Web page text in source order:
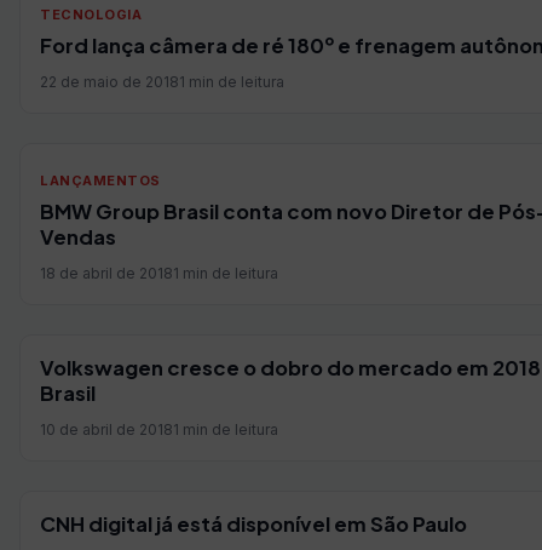
TECNOLOGIA
Ford lança câmera de ré 180º e frenagem
22 de maio de 20181 min de leitura
LANÇAMENTOS
BMW Group Brasil conta com novo Diretor de
Vendas
18 de abril de 20181 min de leitura
Volkswagen cresce o dobro do mercado em
Brasil
10 de abril de 20181 min de leitura
CNH digital já está disponível em São Paulo